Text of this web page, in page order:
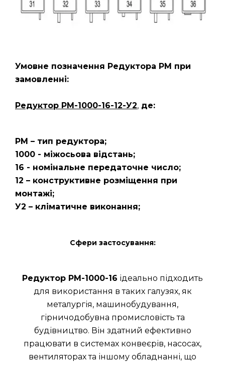
Умовне позначення Редуктора РМ при
замовленні:
Редуктор РМ-1000-16-12-У2, де:
РМ – тип редуктора;
1000 - міжосьова відстань;
16 - номінальне передаточне число;
12 – конструктивне розміщення при
монтажі;
У2 – кліматичне виконання;
Сфери застосування:
Редуктор РМ-1000-16 ідеально підходить
для використання в таких галузях, як
металургія, машинобудування,
гірничодобувна промисловість та
будівництво. Він здатний ефективно
працювати в системах конвеєрів, насосах,
вентиляторах та іншому обладнанні, що